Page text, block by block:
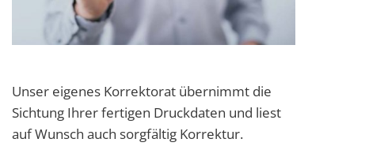
Unser eigenes Korrektorat übernimmt die
Sichtung Ihrer fertigen Druckdaten und liest
auf Wunsch auch sorgfältig Korrektur.